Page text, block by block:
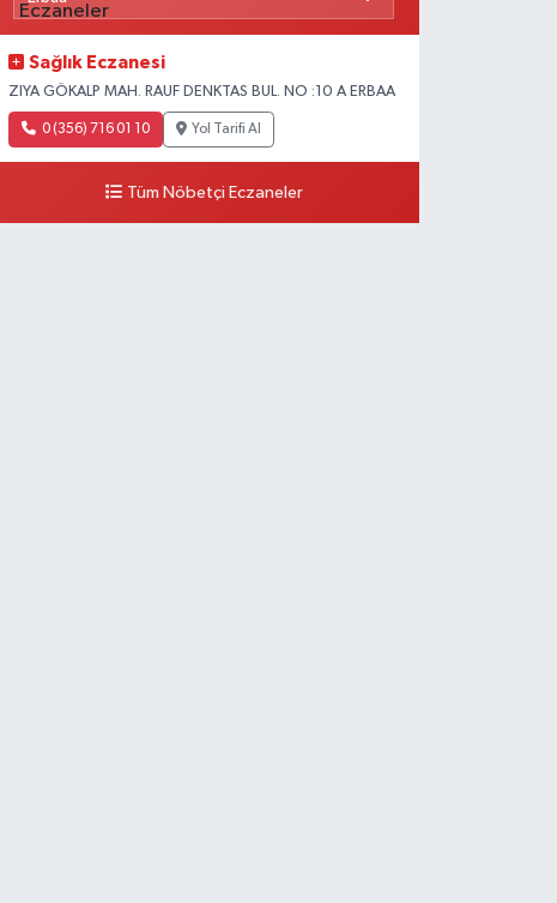
Sağlık Eczanesi
ZIYA GÖKALP MAH. RAUF DENKTAS BUL. NO :10 A ERBAA
0 (356) 716 01 10 Yol Tarifi Al
Tüm Nöbetçi Eczaneler